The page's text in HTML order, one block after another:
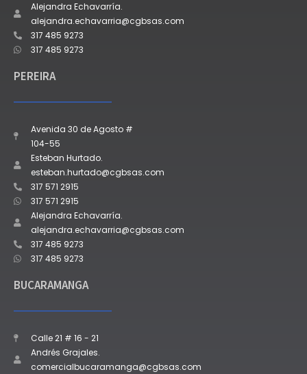
Alejandra Echavarría.
alejandra.echavarria@cgbsas.com
317 485 9273
317 485 9273
PEREIRA
Avenida 30 de Agosto #
104-55
Esteban Hurtado.
esteban.hurtado@cgbsas.com
317 571 2915
317 571 2915
Alejandra Echavarría.
alejandra.echavarria@cgbsas.com
317 485 9273
317 485 9273
BUCARAMANGA
Calle 21 # 16 - 21
Andrés Grajales.
comercialbucaramanga@cgbsas.com